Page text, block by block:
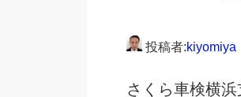
投稿者:kiyomiya
さくら車検横浜